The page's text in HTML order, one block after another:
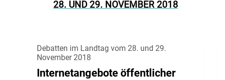
28. UND 29. NOVEMBER 2018
Debatten im Landtag vom 28. und 29.
November 2018
Internetangebote öffentlicher